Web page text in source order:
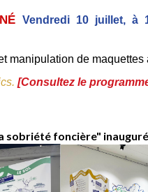
Vendredi 10 juillet, à
manipulation de
[Consultez le
foncière"